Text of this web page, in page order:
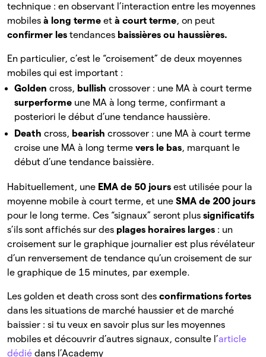
technique : en observant l’interaction entre les moyennes
mobiles à long terme et à court terme, on peut
confirmer les tendances baissières ou haussières.
En particulier, c’est le “croisement” de deux moyennes
mobiles qui est important :
Golden cross, bullish crossover : une MA à court terme
surperforme une MA à long terme, confirmant a
posteriori le début d’une tendance haussière.
Death cross, bearish crossover : une MA à court terme
croise une MA à long terme vers le bas, marquant le
début d’une tendance baissière.
Habituellement, une EMA de 50 jours est utilisée pour la
moyenne mobile à court terme, et une SMA de 200 jours
pour le long terme. Ces “signaux” seront plus significatifs
s’ils sont affichés sur des plages horaires larges : un
croisement sur le graphique journalier est plus révélateur
d’un renversement de tendance qu’un croisement de sur
le graphique de 15 minutes, par exemple.
Les golden et death cross sont des confirmations fortes
dans les situations de marché haussier et de marché
baissier : si tu veux en savoir plus sur les moyennes
mobiles et découvrir d’autres signaux, consulte l’article
dédié dans l’Academy